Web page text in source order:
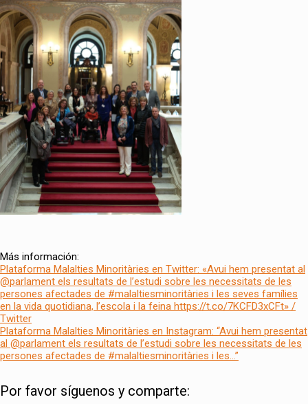
Más información:
Plataforma Malalties Minoritàries en Twitter: «Avui hem presentat al
@parlament els resultats de l’estudi sobre les necessitats de les
persones afectades de #malaltiesminoritàries i les seves famílies
en la vida quotidiana, l’escola i la feina https://t.co/7KCFD3xCFt» /
Twitter
Plataforma Malalties Minoritàries en Instagram: “Avui hem presentat
al @parlament els resultats de l’estudi sobre les necessitats de les
persones afectades de #malaltiesminoritàries i les…”
Por favor síguenos y comparte: